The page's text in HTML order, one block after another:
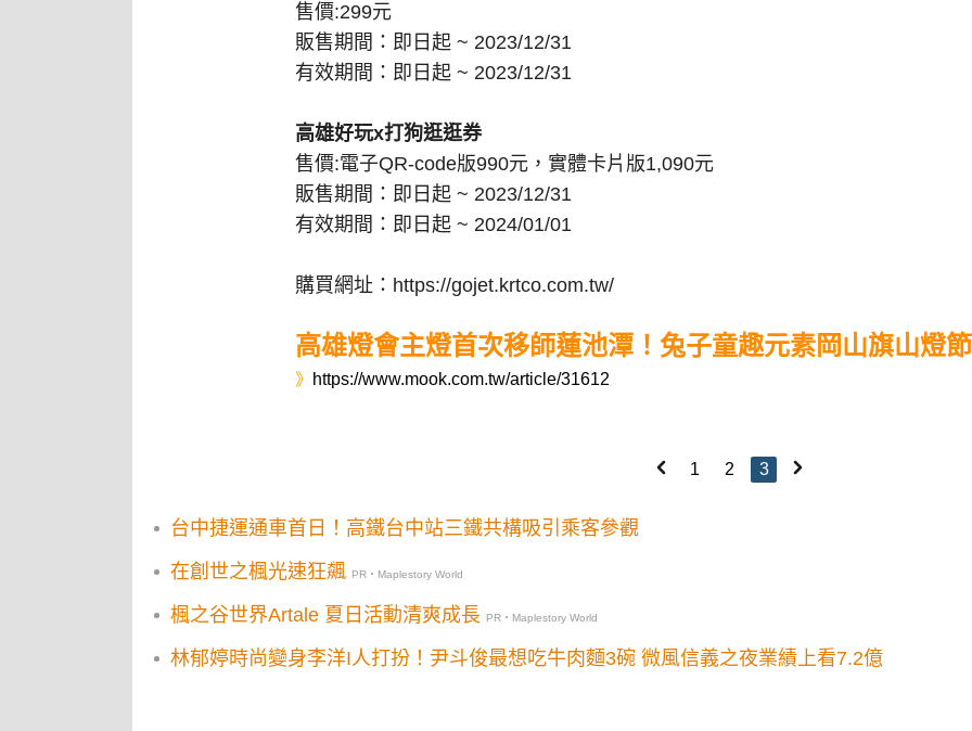
售價:299元
販售期間：即日起 ~ 2023/12/31
有效期間：即日起 ~ 2023/12/31
高雄好玩x打狗逛逛券
售價:電子QR-code版990元，實體卡片版1,090元
販售期間：即日起 ~ 2023/12/31
有效期間：即日起 ~ 2024/01/01
購買網址：https://gojet.krtco.com.tw/
高雄燈會主燈首次移師蓮池潭！兔子童趣元素岡山旗山燈
》 https://www.mook.com.tw/article/31612
1 2 3
台中捷運通車首日！高鐵台中站三鐵共構吸引乘客參觀
在創世之楓光速狂飆 PR・Maplestory World
楓之谷世界Artale 夏日活動清爽成長 PR・Maplestory World
林郁婷時尚變身李洋I人打扮！尹斗俊最想吃牛肉麵3碗 微風信義之夜業績上看7.2億